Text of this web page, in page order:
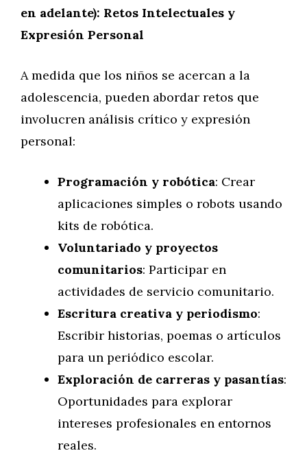
en adelante): Retos Intelectuales y
Expresión Personal
A medida que los niños se acercan a la
adolescencia, pueden abordar retos que
involucren análisis crítico y expresión
personal:
Programación y robótica: Crear
aplicaciones simples o robots usando
kits de robótica.
Voluntariado y proyectos
comunitarios: Participar en
actividades de servicio comunitario.
Escritura creativa y periodismo:
Escribir historias, poemas o artículos
para un periódico escolar.
Exploración de carreras y pasantías:
Oportunidades para explorar
intereses profesionales en entornos
reales.